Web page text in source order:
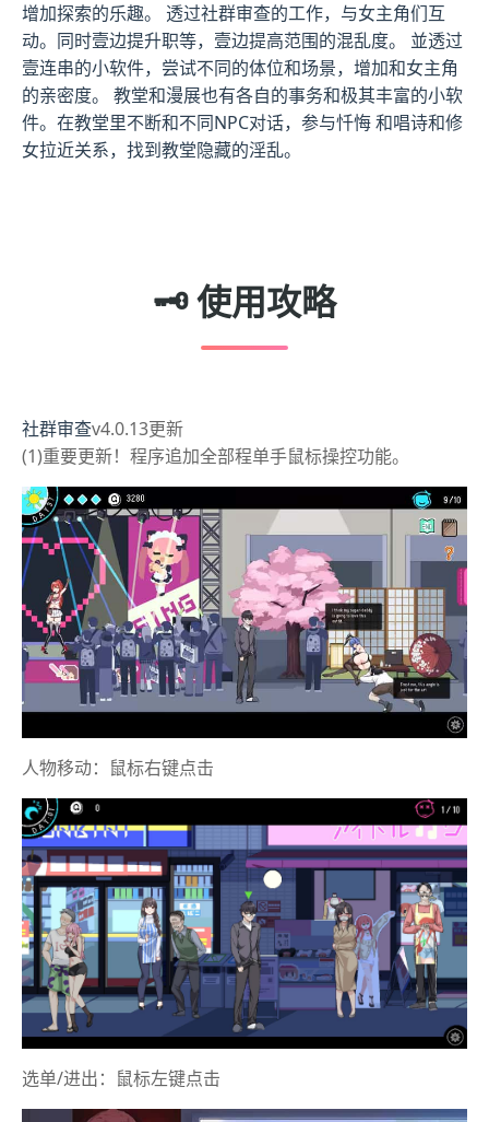
增加探索的乐趣。 透过社群审查的工作，与女主角们互
动。同时壹边提升职等，壹边提高范围的混乱度。 並透过
壹连串的小软件，尝试不同的体位和场景，增加和女主角
的亲密度。 教堂和漫展也有各自的事务和极其丰富的小软
件。在教堂里不断和不同NPC对话，参与忏悔 和唱诗和修
女拉近关系，找到教堂隐藏的淫乱。
🗝️ 使用攻略
社群审查v4.0.13更新
(1)重要更新！程序追加全部程单手鼠标操控功能。
人物移动：鼠标右键点击
选单/进出：鼠标左键点击